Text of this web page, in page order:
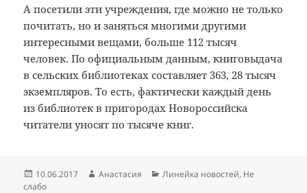
А посетили эти учреждения, где можно не только
почитать, но и заняться многими другими
интересными вещами, больше 112 тысяч
человек. По официальным данным, книговыдача
в сельских библиотеках составляет 363, 28 тысяч
экземпляров. То есть, фактически каждый день
из библиотек в пригородах Новороссийска
читатели уносят по тысяче книг.
Опубликовано
10.06.2017 Автор
Анастасия Рубрики
Линейка новостей, Не
слабо